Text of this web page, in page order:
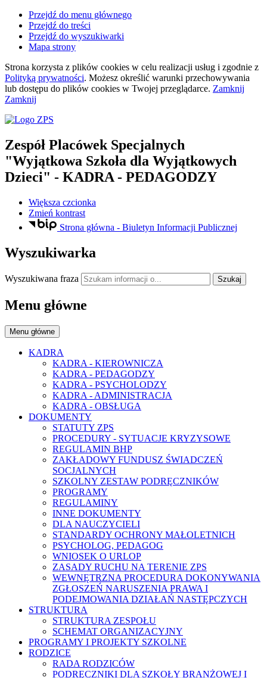
Przejdź do menu głównego
Przejdź do treści
Przejdź do wyszukiwarki
Mapa strony
Strona korzysta z plików cookies w celu realizacji usług i zgodnie z
Polityką prywatności. Możesz określić warunki przechowywania
lub dostępu do plików cookies w Twojej przeglądarce. Zamknij
Zamknij
Zespół Placówek Specjalnych
"Wyjątkowa Szkoła dla Wyjątkowych
Dzieci" - KADRA - PEDAGODZY
Większa czcionka
Zmień kontrast
Strona główna - Biuletyn Informacji Publicznej
Wyszukiwarka
Wyszukiwana fraza Szukaj
Menu główne
Menu główne
KADRA
KADRA - KIEROWNICZA
KADRA - PEDAGODZY
KADRA - PSYCHOLODZY
KADRA - ADMINISTRACJA
KADRA - OBSŁUGA
DOKUMENTY
STATUTY ZPS
PROCEDURY - SYTUACJE KRYZYSOWE
REGULAMIN BHP
ZAKŁADOWY FUNDUSZ ŚWIADCZEŃ
SOCJALNYCH
SZKOLNY ZESTAW PODRĘCZNIKÓW
PROGRAMY
REGULAMINY
INNE DOKUMENTY
DLA NAUCZYCIELI
STANDARDY OCHRONY MAŁOLETNICH
PSYCHOLOG, PEDAGOG
WNIOSEK O URLOP
ZASADY RUCHU NA TERENIE ZPS
WEWNĘTRZNA PROCEDURA DOKONYWANIA
ZGŁOSZEŃ NARUSZENIA PRAWA I
PODEJMOWANIA DZIAŁAŃ NASTĘPCZYCH
STRUKTURA
STRUKTURA ZESPOŁU
SCHEMAT ORGANIZACYJNY
PROGRAMY I PROJEKTY SZKOLNE
RODZICE
RADA RODZICÓW
PODRĘCZNIKI DLA SZKOŁY BRANŻOWEJ I